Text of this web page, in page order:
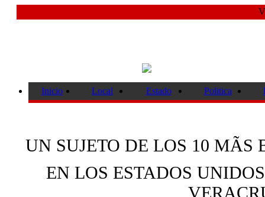
Inicio Local Estado Politica
UN SUJETO DE LOS 10
EN LOS ESTADOS